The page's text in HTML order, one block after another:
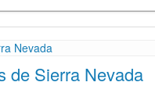
de Sierra Nevada